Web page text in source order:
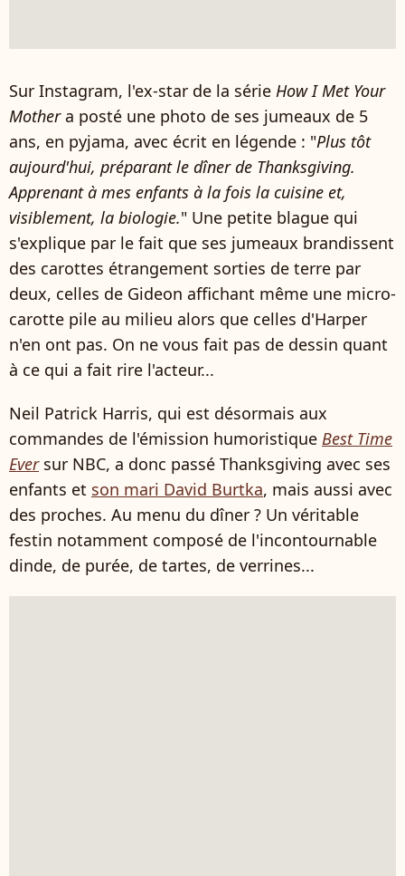
Sur Instagram, l'ex-star de la série How I Met Your
Mothera posté une photo de ses jumeaux de 5
ans, en pyjama, avec écrit en légende : "Plus tôt
aujourd'hui, préparant le dîner de Thanksgiving.
Apprenant à mes enfants à la fois la cuisine et,
visiblement, la biologie." Une petite blague qui
s'explique par le fait que ses jumeaux brandissent
des carottes étrangement sorties de terre par
deux, celles de Gideon affichant même une micro-
carotte pile au milieu alors que celles d'Harper
n'en ont pas. On ne vous fait pas de dessin quant
à ce qui a fait rire l'acteur...
Neil Patrick Harris, qui est désormais aux
commandes de l'émission humoristique Best Time
Eversur NBC, a donc passé Thanksgiving avec ses
enfants et son mari David Burtka, mais aussi avec
des proches. Au menu du dîner ? Un véritable
festin notamment composé de l'incontournable
dinde, de purée, de tartes, de verrines...